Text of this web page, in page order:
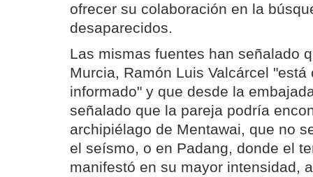
ofrecer su colaboración en la
desaparecidos.
Las mismas fuentes han señalado
Murcia, Ramón Luis Valcárcel "está
informado" y que desde la
señalado que la pareja podría
archipiélago de Mentawai, que no
el seísmo, o en Padang, donde el
manifestó en su mayor intensidad,